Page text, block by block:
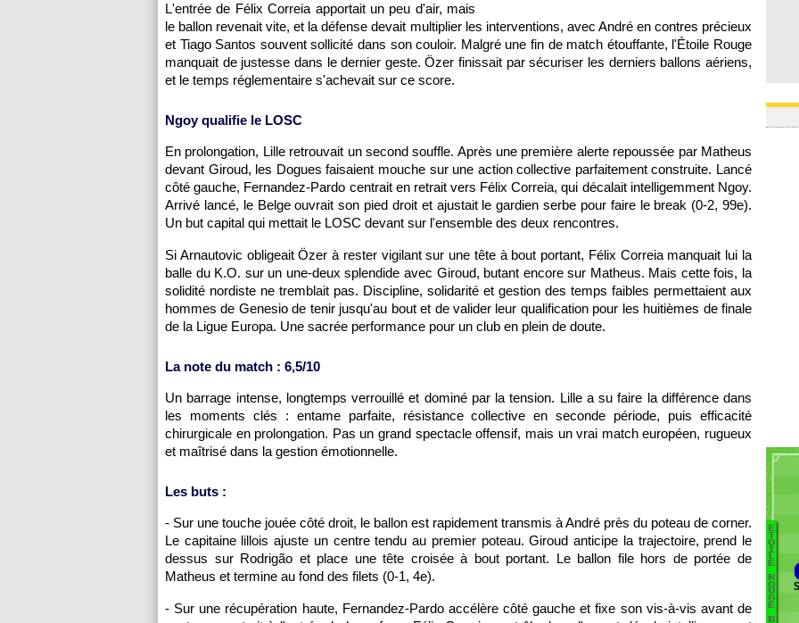
L'entrée de Félix Correia apportait un peu d'air, mais
le ballon revenait vite, et la défense devait multiplier les interventions, avec André en contres précieux
et Tiago Santos souvent sollicité dans son couloir. Malgré une fin de match étouffante, l'Étoile Rouge
manquait de justesse dans le dernier geste. Özer finissait par sécuriser les derniers ballons aériens,
et le temps réglementaire s'achevait sur ce score.
Ngoy qualifie le LOSC
En prolongation, Lille retrouvait un second souffle. Après une première alerte repoussée par Matheus
devant Giroud, les Dogues faisaient mouche sur une action collective parfaitement construite. Lancé
côté gauche, Fernandez-Pardo centrait en retrait vers Félix Correia, qui décalait intelligemment Ngoy.
Arrivé lancé, le Belge ouvrait son pied droit et ajustait le gardien serbe pour faire le break (0-2, 99e).
Un but capital qui mettait le LOSC devant sur l'ensemble des deux rencontres.
Si Arnautovic obligeait Özer à rester vigilant sur une tête à bout portant, Félix Correia manquait lui la
balle du K.O. sur un une-deux splendide avec Giroud, butant encore sur Matheus. Mais cette fois, la
solidité nordiste ne tremblait pas. Discipline, solidarité et gestion des temps faibles permettaient aux
hommes de Genesio de tenir jusqu'au bout et de valider leur qualification pour les huitièmes de finale
de la Ligue Europa. Une sacrée performance pour un club en plein de doute.
La note du match : 6,5/10
Un barrage intense, longtemps verrouillé et dominé par la tension. Lille a su faire la différence dans
les moments clés : entame parfaite, résistance collective en seconde période, puis efficacité
chirurgicale en prolongation. Pas un grand spectacle offensif, mais un vrai match européen, rugueux
et maîtrisé dans la gestion émotionnelle.
Les buts :
- Sur une touche jouée côté droit, le ballon est rapidement transmis à André près du poteau de corner.
Le capitaine lillois ajuste un centre tendu au premier poteau. Giroud anticipe la trajectoire, prend le
dessus sur Rodrigão et place une tête croisée à bout portant. Le ballon file hors de portée de
Matheus et termine au fond des filets (0-1, 4e).
- Sur une récupération haute, Fernandez-Pardo accélère côté gauche et fixe son vis-à-vis avant de
E
T
O
I
L
E
R
O
U
G
E
B